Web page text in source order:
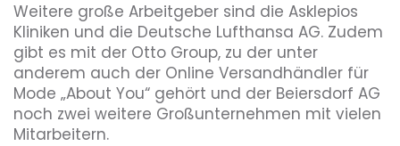
Weitere große Arbeitgeber sind die Asklepios
Kliniken und die Deutsche Lufthansa AG. Zudem
gibt es mit der Otto Group, zu der unter
anderem auch der Online Versandhändler für
Mode „About You“ gehört und der Beiersdorf AG
noch zwei weitere Großunternehmen mit vielen
Mitarbeitern.